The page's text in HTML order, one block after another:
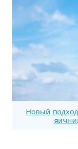
Новый подход